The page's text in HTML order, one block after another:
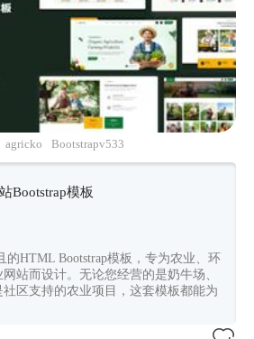
agricko Bootstrapv533
Bootstrap模板
的HTML Bootstrap模板，专为农业、环
站而设计。无论您经营的是奶牛场、
区支持的农业项目，这套模板都能为